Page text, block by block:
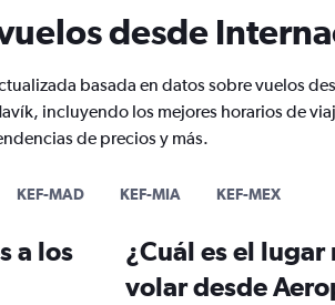
desde
basada en datos sobre vuelos
incluyendo los mejores horarios de
de precios y más.
KEF-MAD KEF-MIA KEF-MEX
a los
¿Cuál es el
volar desde